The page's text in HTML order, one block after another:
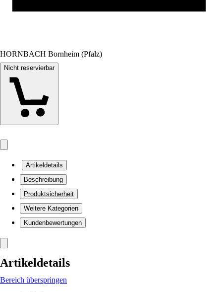
HORNBACH Bornheim (Pfalz)
Nicht reservierbar
Artikeldetails
Beschreibung
Produktsicherheit
Weitere Kategorien
Kundenbewertungen
Artikeldetails
Bereich überspringen